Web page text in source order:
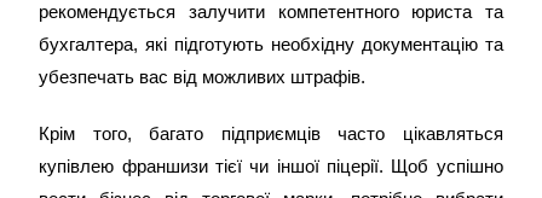
рекомендується залучити компетентного юриста та
бухгалтера, які підготують необхідну документацію та
убезпечать вас від можливих штрафів.
Крім того, багато підприємців часто цікавляться
купівлею франшизи тієї чи іншої піцерії. Щоб успішно